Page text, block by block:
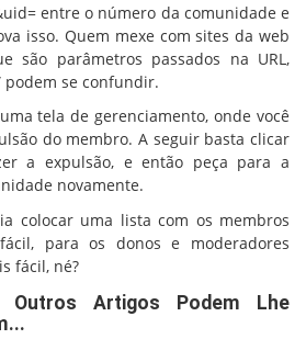
entre o número da comunidade e
isso. Quem mexe com sites da web
são parâmetros passados na URL,
podem se confundir.
tela de gerenciamento, onde você
do membro. A seguir basta clicar
a expulsão, e então peça para a
novamente.
colocar uma lista com os membros
para os donos e moderadores
fácil, né?
Outros Artigos Podem Lhe